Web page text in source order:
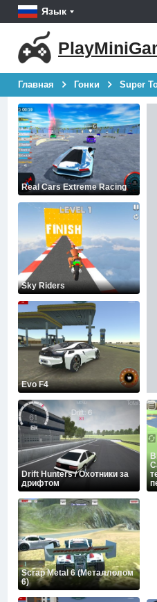
Язык
Главная Гонки Super
Real Cars Extreme Racing
Sky Riders
Evo F4
Drift Hunters / Охотники за
дрифтом
Scrap Metal 6 (Металлолом
6)